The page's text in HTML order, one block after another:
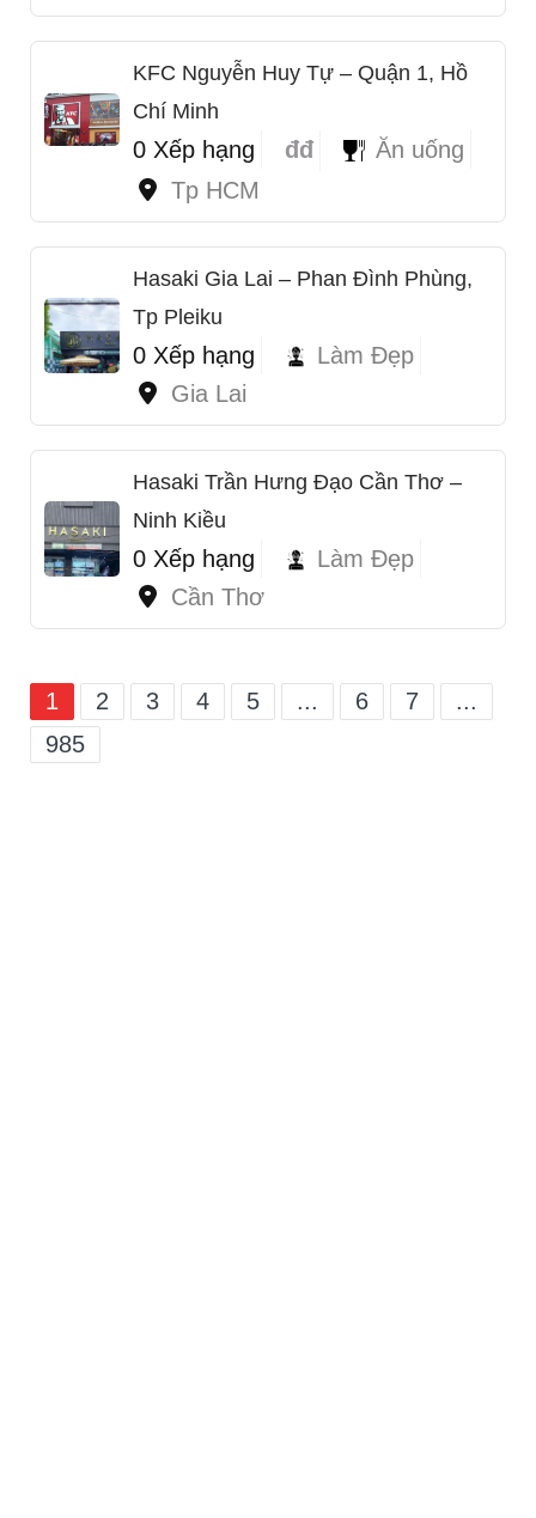
KFC Nguyễn Huy Tự – Quận 1, Hồ
Chí Minh
0 Xếp hạng đđ
Ăn uống
Tp HCM
Hasaki Gia Lai – Phan Đình Phùng,
Tp Pleiku
0 Xếp hạng
Làm Đẹp
Gia Lai
Hasaki Trần Hưng Đạo Cần Thơ –
Ninh Kiều
0 Xếp hạng
Làm Đẹp
Cần Thơ
1 2 3 4 5 ... 6 7
...
985